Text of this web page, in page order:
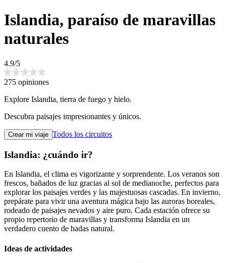
Islandia, paraíso de maravillas
naturales
4.9/5
275 opiniones
Explore Islandia, tierra de fuego y hielo.
Descubra paisajes impresionantes y únicos.
Crear mi viaje Todos los circuitos
Islandia: ¿cuándo ir?
En Islandia, el clima es vigorizante y sorprendente. Los veranos son
frescos, bañados de luz gracias al sol de medianoche, perfectos para
explorar los paisajes verdes y las majestuosas cascadas. En invierno,
prepárate para vivir una aventura mágica bajo las auroras boreales,
rodeado de paisajes nevados y aire puro. Cada estación ofrece su
propio repertorio de maravillas y transforma Islandia en un
verdadero cuento de hadas natural.
Ideas de actividades